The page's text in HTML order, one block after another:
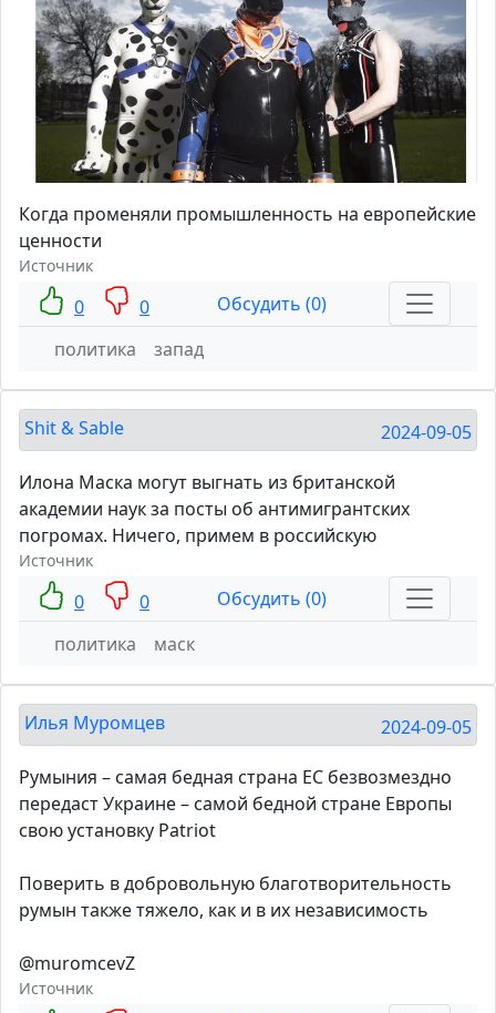
Когда променяли промышленность на европейские
ценности
Источник
0 0
Обсудить (0)
политика
запад
Shit & Sable 2024-09-05
Илона Маска могут выгнать из британской
академии наук за посты об антимигрантских
погромах. Ничего, примем в российскую
Источник
0 0
Обсудить (0)
политика
маск
Илья Муромцев 2024-09-05
Румыния – самая бедная страна ЕС безвозмездно
передаст Украине – самой бедной стране Европы
свою установку Patriot
Поверить в добровольную благотворительность
румын также тяжело, как и в их независимость
@muromcevZ
Источник